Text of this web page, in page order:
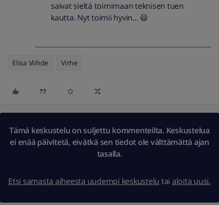
saivat sieltä toimimaan teknisen tuen
kautta. Nyt toimii hyvin... 😃
Elisa Viihde Virhe
Tämä keskustelu on suljettu kommenteilta. Keskustelua
ei enää päivitetä, eivätkä sen tiedot ole välttämättä ajan
tasalla.
Etsi samasta aiheesta uudempi keskustelu tai aloita uusi.